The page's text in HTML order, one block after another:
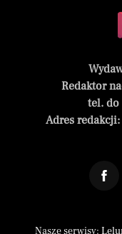
Redaktor
tel. do
Adres redakcji:
Nasze serwisy: